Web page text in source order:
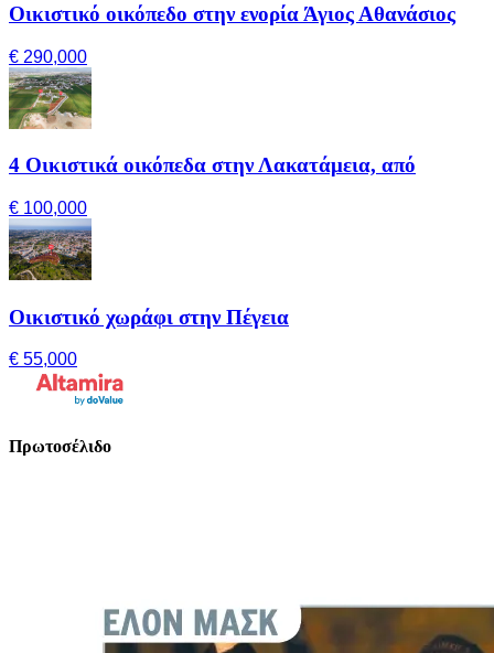
Οικιστικό οικόπεδο στην ενορία Άγιος Αθανάσιος
€ 290,000
4 Οικιστικά οικόπεδα στην Λακατάμεια, από
€ 100,000
Οικιστικό χωράφι στην Πέγεια
€ 55,000
Πρωτοσέλιδο